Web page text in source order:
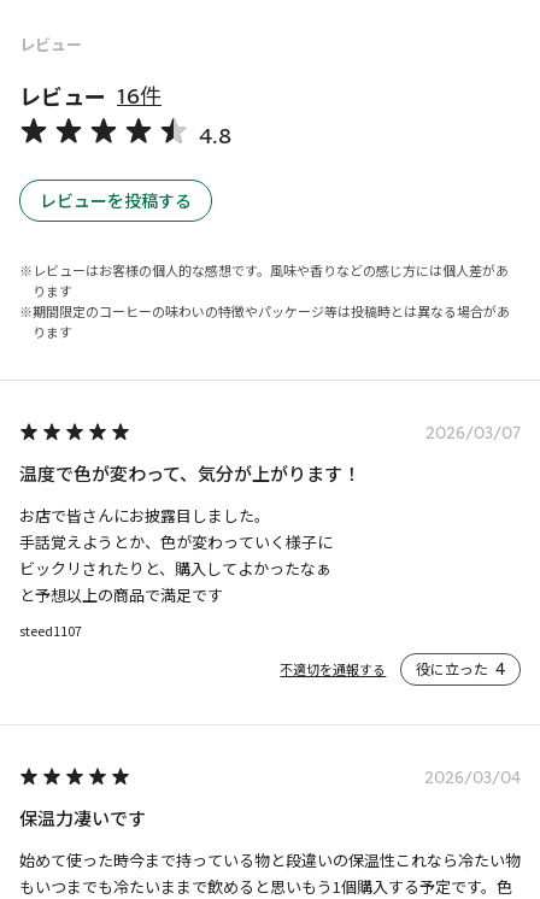
レビュー
レビュー 16件
4.8
レビューを投稿する
レビューはお客様の個人的な感想です。風味や香りなどの感じ方には個人差があ
ります
期間限定のコーヒーの味わいの特徴やパッケージ等は投稿時とは異なる場合があ
ります
2026/03/07
温度で色が変わって、気分が上がります！
お店で皆さんにお披露目しました。
手話覚えようとか、色が変わっていく様子に
ビックリされたりと、購入してよかったなぁ
と予想以上の商品で満足です
steed1107
不適切を通報する 役に立った 4
2026/03/04
保温力凄いです
始めて使った時今まで持っている物と段違いの保温性これなら冷たい物
もいつまでも冷たいままで飲めると思いもう1個購入する予定です。色